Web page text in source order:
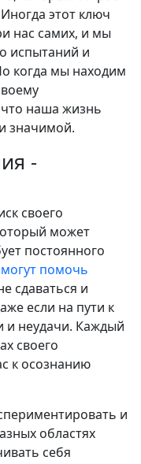
этот ключ
нас самих, и мы
испытаний и
когда мы находим
наша жизнь
значимой.
-
своего
может
постоянного
могут помочь
сдаваться и
если на пути к
и неудачи. Каждый
своего
к осознанию
и
областях
себя